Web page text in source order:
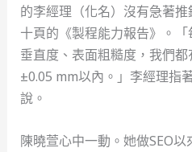
的李經理（化名）沒有急著
十頁的《製程能力報告》。「
垂直度、表面粗糙度，我們
±0.05 mm以內。」李經理指
說。
陳曉萱心中一動。她做SEO